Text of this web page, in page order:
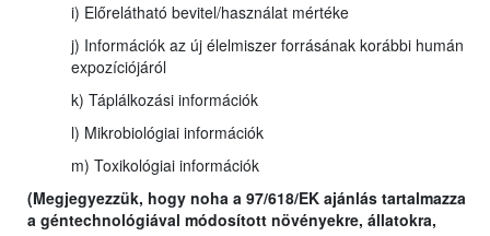
i) Előrelátható bevitel/használat mértéke
j) Információk az új élelmiszer forrásának korábbi humán
expozíciójáról
k) Táplálkozási információk
l) Mikrobiológiai információk
m) Toxikológiai információk
(Megjegyezzük, hogy noha a 97/618/EK ajánlás tartalmazza
a géntechnológiával módosított növényekre, állatokra,